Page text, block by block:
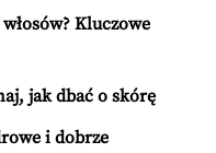
Kluczowe
jak dbać o skórę
i dobrze